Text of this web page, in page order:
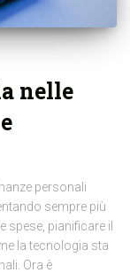
nelle
personali
sempre più
pianificare il
la tecnologia sta
Ora è